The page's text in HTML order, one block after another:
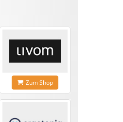
Zum Shop